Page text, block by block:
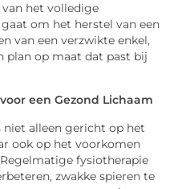
het volledige
om het herstel van een
van een verzwikte enkel,
plan op maat dat past bij
een Gezond Lichaam
niet alleen gericht op het
ook op het voorkomen
fysiotherapie
zwakke spieren te